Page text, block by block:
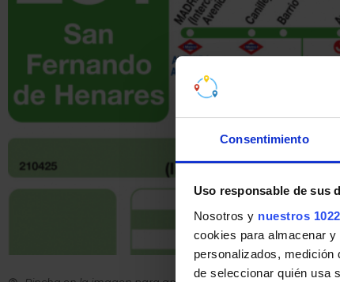
Consentimiento
Uso responsable de sus
Nosotros y nuestros
cookies para almacenar
personalizados,
de seleccionar quién usa